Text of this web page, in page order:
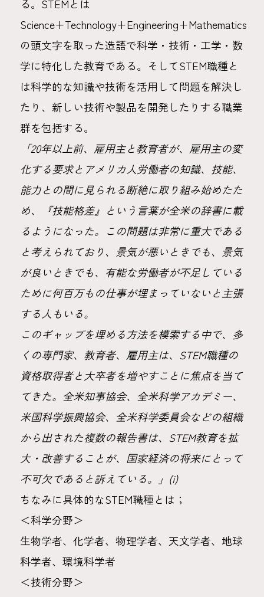
る。STEMとは
Science+Technology+Engineering+Mathematics
の頭文字を取った造語で科学・技術・工学・数
学に特化した教育である。そしてSTEM職種と
は科学的な知識や技術を活用して問題を解決し
たり、新しい技術や製品を開発したりする職業
群を包括する。
「20年以上前、雇用主と教育者が、雇用主の変
化する要求とアメリカ人労働者の知識、技能、
能力との間に見られる断絶に取り組み始めたた
め、『技能格差』という言葉が全米の辞書に載
るようになった。この問題は非常に重大である
と考えられており、景気が悪いときでも、景気
が良いときでも、有能な労働者が不足している
ために何百万もの仕事が埋まっていないと主張
する人もいる。
このギャップを埋める方法を模索する中で、多
くの専門家、教育者、雇用主は、STEM職種の
資格取得者と大卒者を増やすことに焦点を当て
てきた。全米知事協会、全米科学アカデミー、
米国科学振興協会、全米科学委員会などの組織
から出された複数の報告書は、STEM教育を拡
大・改善することが、国家経済の将来にとって
不可欠であると訴えている。」(i)
ちなみに具体的なSTEM職種とは；
＜科学分野＞
生物学者、化学者、物理学者、天文学者、地球
科学者、環境科学者
＜技術分野＞